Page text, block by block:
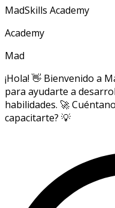
MadSkills Academy
Academy
Mad
¡Hola! 👋 Bienvenido a
para ayudarte a
habilidades. 🚀
capacitarte? 💡